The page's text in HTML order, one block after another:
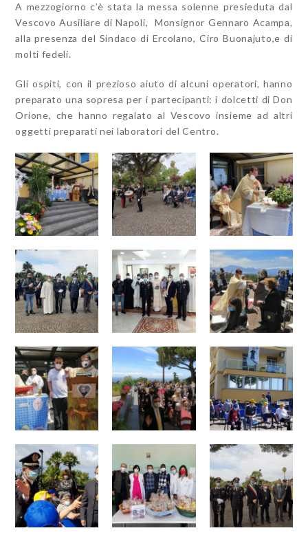
A mezzogiorno c’è stata la messa solenne presieduta dal
Vescovo Ausiliare di Napoli, Monsignor Gennaro Acampa,
alla presenza del Sindaco di Ercolano, Ciro Buonajuto,e di
molti fedeli.
Gli ospiti, con il prezioso aiuto di alcuni operatori, hanno
preparato una sopresa per i partecipanti: i dolcetti di Don
Orione, che hanno regalato al Vescovo insieme ad altri
oggetti preparati nei laboratori del Centro.